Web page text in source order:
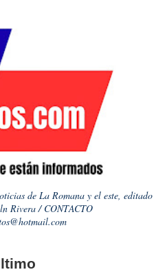
de La Romana y el este, editado
Rivera / CONTACTO